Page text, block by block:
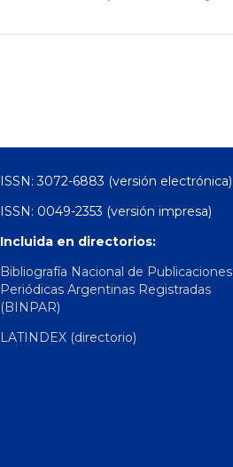
ISSN: 3072-6883 (versión electrónica)
ISSN: 0049-2353 (versión impresa)
Incluida en directorios:
Bibliografía Nacional de Publicaciones
Periódicas Argentinas Registradas
(BINPAR)
LATINDEX (directorio)